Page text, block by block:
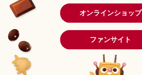
オンラインショップ
ファンサイト